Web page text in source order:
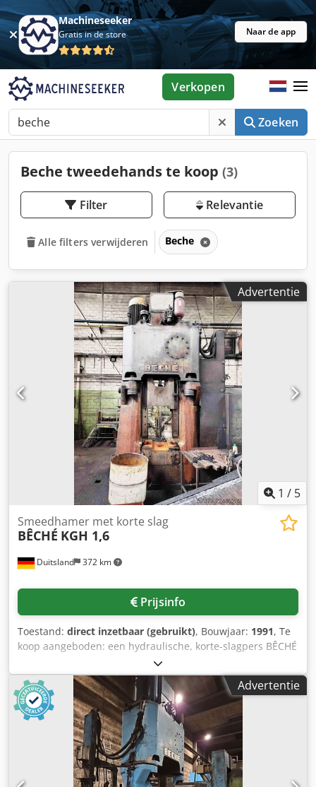
Machineseeker
Gratis in de store Naar de app
Zoeken
Verkopen
Beche tweedehands te koop (3)
Filter Relevantie
Alle filters verwijderen Beche
Advertentie
1 / 5
Duitsland 372 km
Smeedhamer met korte slag
BÊCHÉ KGH 1,6
Prijsinfo
Toestand: direct inzetbaar (gebruikt), Bouwjaar: 1991, Te
koop aangeboden: een hydraulische, korte-slagpers BÊCHÉ
voor warmvormen en perssmiden van werkstukken.
Werkvermogen: 16 kJ, continu slagfrequentie bij maximale
belasting: ca. 32/min - 38/min, maximale slagfrequentie:
122/min, stempelsnelheid: 5,1 m/s, debiet van de hoofd-
aandrijf pomp: 187,5 l/min, debiet van de circulatiepomp:
120 l/min, olietoevoer in de aandrijfkop: 550 l, vrije ruimte
tussen de geleiders: 520 mm, werkhoogte tot bovenkant
stempel: 750 mm, stempeldiepte: 470 mm, invoerdiepte:
550 mm, pershoogte min./max.: 120 mm/320 mm.
Advertentie